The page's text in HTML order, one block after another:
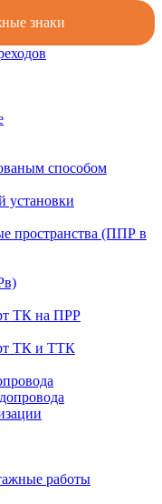
знаки
способом
установки
пространства (ППР в
ТК на ПРР
ТК и ТТК
работы